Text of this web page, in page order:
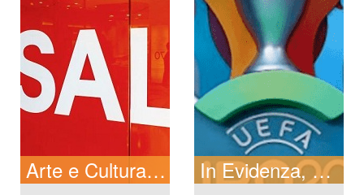
Arte e CulturaNewIn Evidenza New